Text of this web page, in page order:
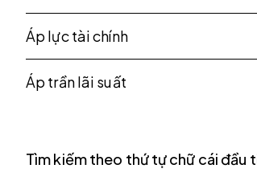
Áp lực tài chính
Áp trần lãi suất
Tìm kiếm theo thứ tự chữ cái đầu